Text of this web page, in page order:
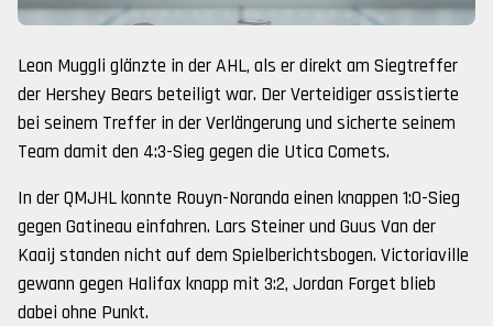
Leon Muggli glänzte in der AHL, als er direkt am Siegtreffer
der Hershey Bears beteiligt war. Der Verteidiger assistierte
bei seinem Treffer in der Verlängerung und sicherte seinem
Team damit den 4:3-Sieg gegen die Utica Comets.
In der QMJHL konnte Rouyn-Noranda einen knappen 1:0-Sieg
gegen Gatineau einfahren. Lars Steiner und Guus Van der
Kaaij standen nicht auf dem Spielberichtsbogen. Victoriaville
gewann gegen Halifax knapp mit 3:2, Jordan Forget blieb
dabei ohne Punkt.